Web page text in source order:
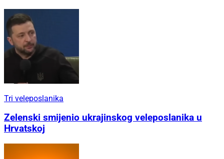
Tri veleposlanika
Zelenski smijenio ukrajinskog veleposlanika u
Hrvatskoj